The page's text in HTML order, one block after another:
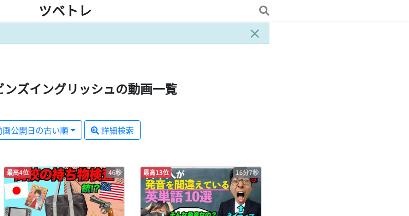
ツベトレ
×
ンズイングリッシュの動画一覧
画公開日の古い順 詳細検索
最高4位 46秒 最高13位 16分7秒